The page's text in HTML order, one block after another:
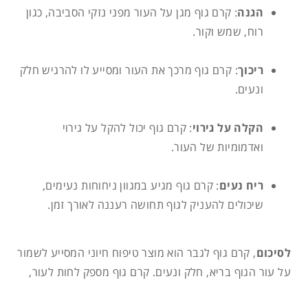
הגנה: קרם גוף מגן על העור מפני נזקי הסביבה, כגון
רוח, שמש וקור.
ריכוך: קרם גוף מרכך את העור ומסייע לו להרגיש חלק
ונעים.
הקלה על גירוי: קרם גוף יכול להקל על גירוי
ואדמומיות של העור.
ריח נעים: קרם גוף מגיע במגוון ניחוחות נעימים,
שיכולים להעניק לגוף תחושה רעננה לאורך זמן.
לסיכום, קרם גוף לגבר הוא מוצר טיפוח חיוני המסייע לשמור
על עור הגוף בריא, חלק ונעים. קרם גוף מספק לחות לעור,